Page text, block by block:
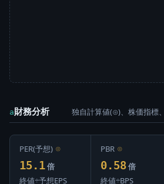
a財務分析 独自計算値(⊙)、株価指標
PER(予想) ⊙
15.1 倍
終値÷予想EPS
PBR ⊙
0.58 倍
終値÷BPS